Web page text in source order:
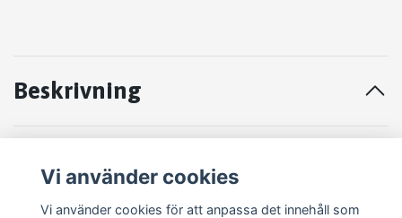
Beskrivning
Vi använder cookies
Vi använder cookies för att anpassa det innehåll som